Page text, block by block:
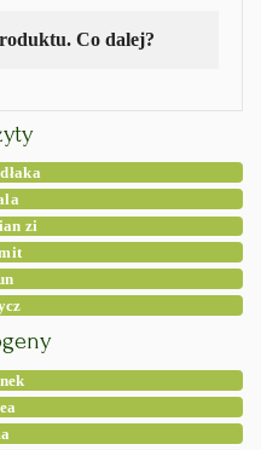
Co dalej?
zi